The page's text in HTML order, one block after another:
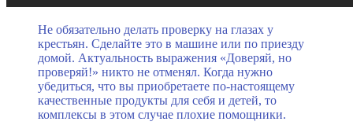
Не обязательно делать проверку на глазах у
крестьян. Сделайте это в машине или по приезду
домой. Актуальность выражения «Доверяй, но
проверяй!» никто не отменял. Когда нужно
убедиться, что вы приобретаете по-настоящему
качественные продукты для себя и детей, то
комплексы в этом случае плохие помощники.